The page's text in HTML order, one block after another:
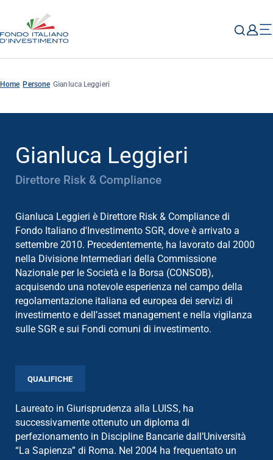
Home Persone Gianluca Leggieri
Gianluca Leggieri
Direttore Risk & Compliance
Gianluca Leggieri è Direttore Risk & Compliance di
Fondo Italiano d'Investimento SGR, dove è arrivato a
settembre 2010. Precedentemente, ha lavorato dal 2000
nella Divisione Intermediari della Commissione
Nazionale per le Società e la Borsa (CONSOB),
acquisendo una notevole esperienza nel campo della
regolamentazione italiana ed europea dei servizi di
investimento e dell’asset management e nella vigilanza
sulle SGR e sui Fondi comuni di investimento.
QUALIFICHE
Laureato in Giurisprudenza alla LUISS, ha
successivamente ottenuto un diploma di
perfezionamento in Discipline Bancarie dall’Università
“La Sapienza” di Roma. Nel 2004 ha frequentato un